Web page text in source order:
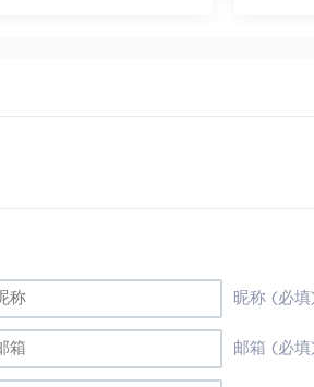
昵称 (必填
邮箱 (必填